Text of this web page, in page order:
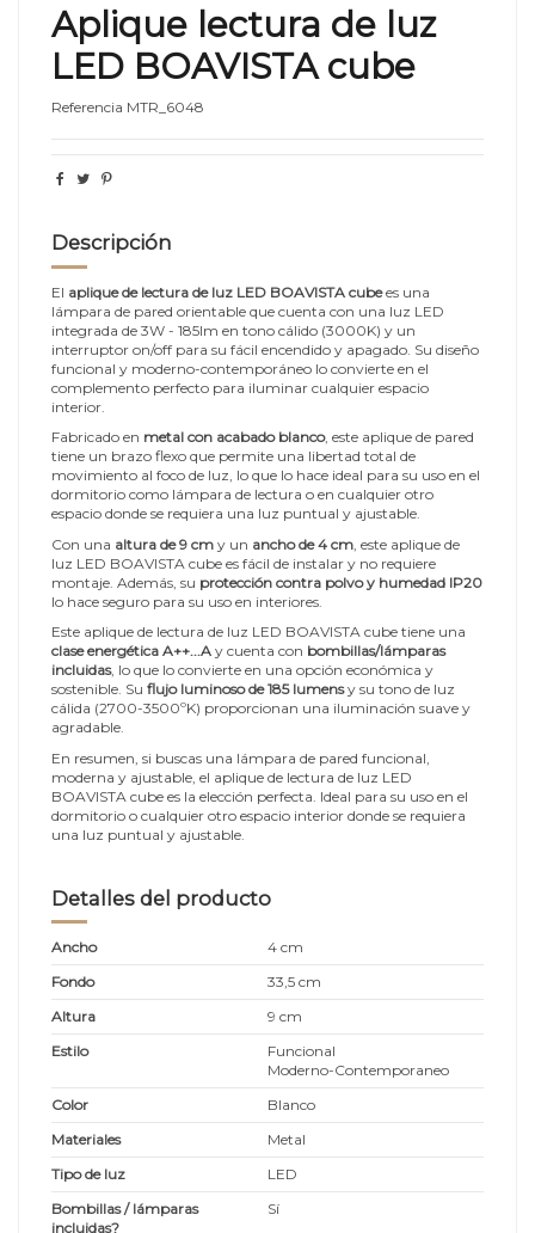
Aplique lectura de luz
LED BOAVISTA cube
Referencia MTR_6048
Descripción
El aplique de lectura de luz LED BOAVISTA cubees una
lámpara de pared orientable que cuenta con una luz LED
integrada de 3W - 185lm en tono cálido (3000K) y un
interruptor on/off para su fácil encendido y apagado. Su diseño
funcional y moderno-contemporáneo lo convierte en el
complemento perfecto para iluminar cualquier espacio
interior.
Fabricado en metal con acabado blanco, este aplique de pared
tiene un brazo flexo que permite una libertad total de
movimiento al foco de luz, lo que lo hace ideal para su uso en el
dormitorio como lámpara de lectura o en cualquier otro
espacio donde se requiera una luz puntual y ajustable.
Con una altura de 9 cm y un ancho de 4 cm , este aplique de
luz LED BOAVISTA cube es fácil de instalar y no requiere
montaje. Además, su protección contra polvo y humedad IP20
lo hace seguro para su uso en interiores.
Este aplique de lectura de luz LED BOAVISTA cube tiene una
clase energética A++...A y cuenta con bombillas/lámparas
incluidas, lo que lo convierte en una opción económica y
sostenible. Su flujo luminoso de 185 lumensy su tono de luz
cálida (2700-3500ºK) proporcionan una iluminación suave y
agradable.
En resumen, si buscas una lámpara de pared funcional,
moderna y ajustable, el aplique de lectura de luz LED
BOAVISTA cube es la elección perfecta. Ideal para su uso en el
dormitorio o cualquier otro espacio interior donde se requiera
una luz puntual y ajustable.
Detalles del producto
Ancho
4 cm
Fondo
33,5 cm
Altura
9 cm
Estilo
Funcional
Moderno-Contemporaneo
Color
Blanco
Materiales
Metal
Tipo de luz
LED
Bombillas / lámparas
incluidas?
Sí